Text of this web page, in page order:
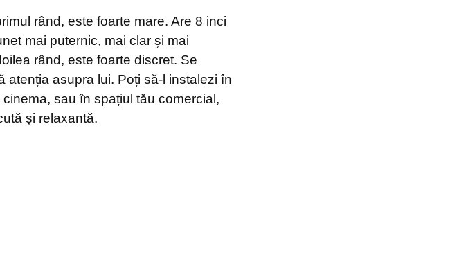
rând, este foarte mare. Are 8 inci
mai puternic, mai clar și mai
rând, este foarte discret. Se
atenția asupra lui. Poți să-l instalezi în
sau în spațiul tău comercial,
și relaxantă.